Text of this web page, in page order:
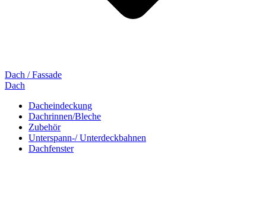
Dach / Fassade
Dach
Dacheindeckung
Dachrinnen/Bleche
Zubehör
Unterspann-/ Unterdeckbahnen
Dachfenster